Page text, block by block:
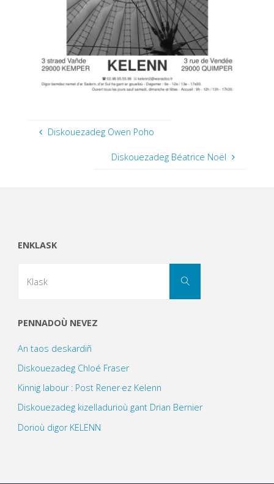
Diskouezadeg Owen Poho
Diskouezadeg Béatrice Noël
ENKLASK
Klask
PENNADOÙ NEVEZ
An taos deskardiñ
Diskouezadeg Chloé Fraser
Kinnig labour : Post Rener·ez Kelenn
Diskouezadeg kizelladurioù gant Drian Bernier
Dorioù digor KELENN